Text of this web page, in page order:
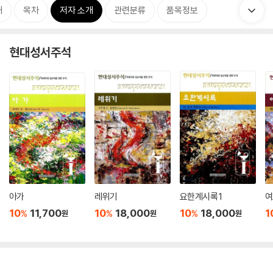
목차 저자 소개 관련분류 품목정보
현대성서주석
아가
10% 11,700원
레위기
10% 18,000원
요한계시록 1
10% 18,000원